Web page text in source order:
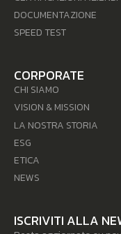
DOCUMENTAZIONE
SPEED TEST
CORPORATE
CHI SIAMO
VISION & MISSION
LA NOSTRA STORIA
ESG
ETICA
NEWS
ISCRIVITI ALLA